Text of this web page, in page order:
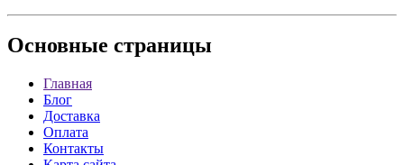
Основные страницы
Главная
Блог
Доставка
Оплата
Контакты